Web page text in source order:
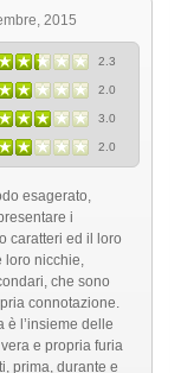
2015
2.3
2.0
3.0
2.0
esagerato,
i
caratteri ed il loro
loro nicchie,
che sono
connotazione.
è l’insieme delle
e propria furia
prima, durante e